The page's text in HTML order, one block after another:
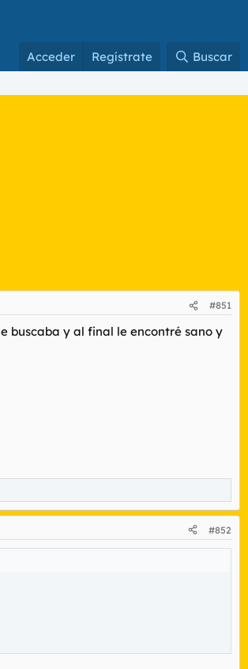
Acceder Regístrate Buscar
#851
buscaba y al final le encontré sano y
#852